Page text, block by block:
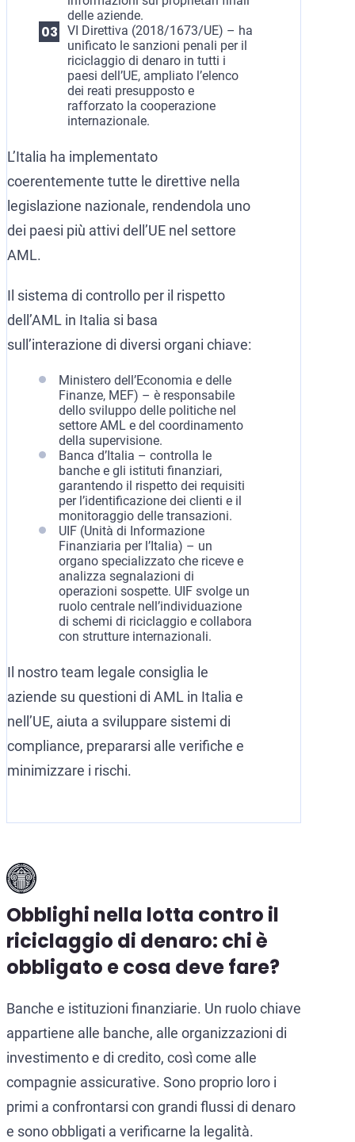
delle aziende.
VI Direttiva (2018/1673/UE) – ha
unificato le sanzioni penali per il
riciclaggio di denaro in tutti i
paesi dell’UE, ampliato l’elenco
dei reati presupposto e
rafforzato la cooperazione
internazionale.
L’Italia ha implementato
coerentemente tutte le direttive nella
legislazione nazionale, rendendola uno
dei paesi più attivi dell’UE nel settore
AML.
Il sistema di controllo per il rispetto
dell’AML in Italia si basa
sull’interazione di diversi organi chiave:
Ministero dell’Economia e delle
Finanze, MEF) – è responsabile
dello sviluppo delle politiche nel
settore AML e del coordinamento
della supervisione.
Banca d’Italia – controlla le
banche e gli istituti finanziari,
garantendo il rispetto dei requisiti
per l’identificazione dei clienti e il
monitoraggio delle transazioni.
UIF (Unità di Informazione
Finanziaria per l’Italia) – un
organo specializzato che riceve e
analizza segnalazioni di
operazioni sospette. UIF svolge un
ruolo centrale nell’individuazione
di schemi di riciclaggio e collabora
con strutture internazionali.
Il nostro team legale consiglia le
aziende su questioni di AML in Italia e
nell’UE, aiuta a sviluppare sistemi di
compliance, prepararsi alle verifiche e
minimizzare i rischi.
Obblighi nella lotta contro il
riciclaggio di denaro: chi è
obbligato e cosa deve fare?
Banche e istituzioni finanziarie. Un ruolo chiave
appartiene alle banche, alle organizzazioni di
investimento e di credito, così come alle
compagnie assicurative. Sono proprio loro i
primi a confrontarsi con grandi flussi di denaro
e sono obbligati a verificarne la legalità.